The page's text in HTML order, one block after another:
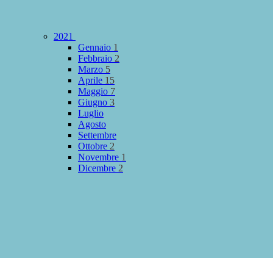
2021
Gennaio 1
Febbraio 2
Marzo 5
Aprile 15
Maggio 7
Giugno 3
Luglio
Agosto
Settembre
Ottobre 2
Novembre 1
Dicembre 2